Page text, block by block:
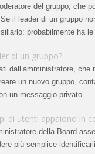
del gruppo, che
il leader di un gruppo
probabilmente ha
di un gruppo?
dall’amministratore, che
un nuovo gruppo,
un messaggio privato.
di utenti appaiono in
della Board
più semplice